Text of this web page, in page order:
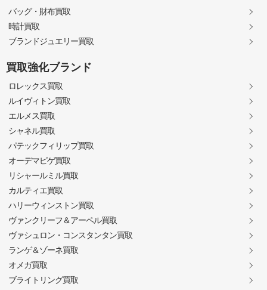
バッグ・財布買取
時計買取
ブランドジュエリー買取
買取強化ブランド
ロレックス買取
ルイヴィトン買取
エルメス買取
シャネル買取
パテックフィリップ買取
オーデマピゲ買取
リシャールミル買取
カルティエ買取
ハリーウィンストン買取
ヴァンクリーフ＆アーペル買取
ヴァシュロン・コンスタンタン買取
ランゲ＆ゾーネ買取
オメガ買取
ブライトリング買取